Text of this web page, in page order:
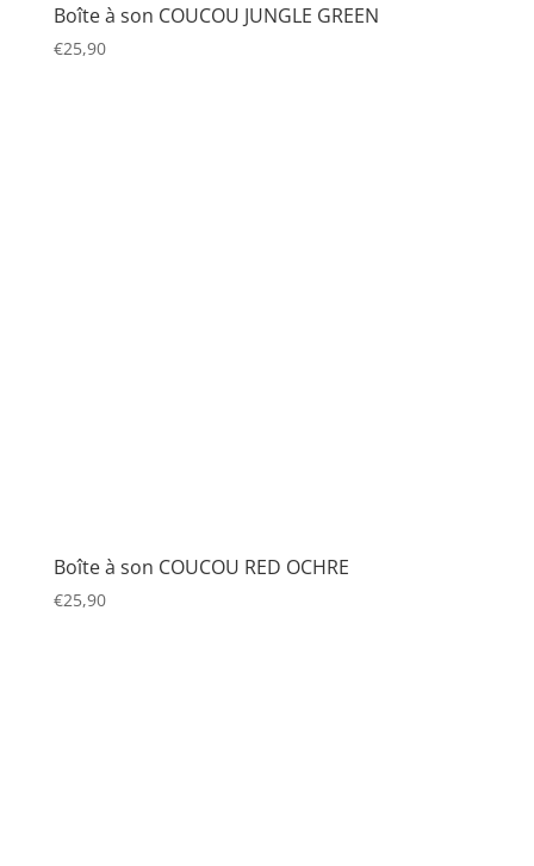
Boîte à son COUCOU JUNGLE GREEN
€25,90
Boîte à son COUCOU RED OCHRE
€25,90